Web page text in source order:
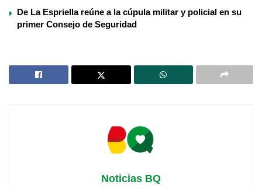
De La Espriella reúne a la cúpula militar y policial en su
primer Consejo de Seguridad
Noticias BQ